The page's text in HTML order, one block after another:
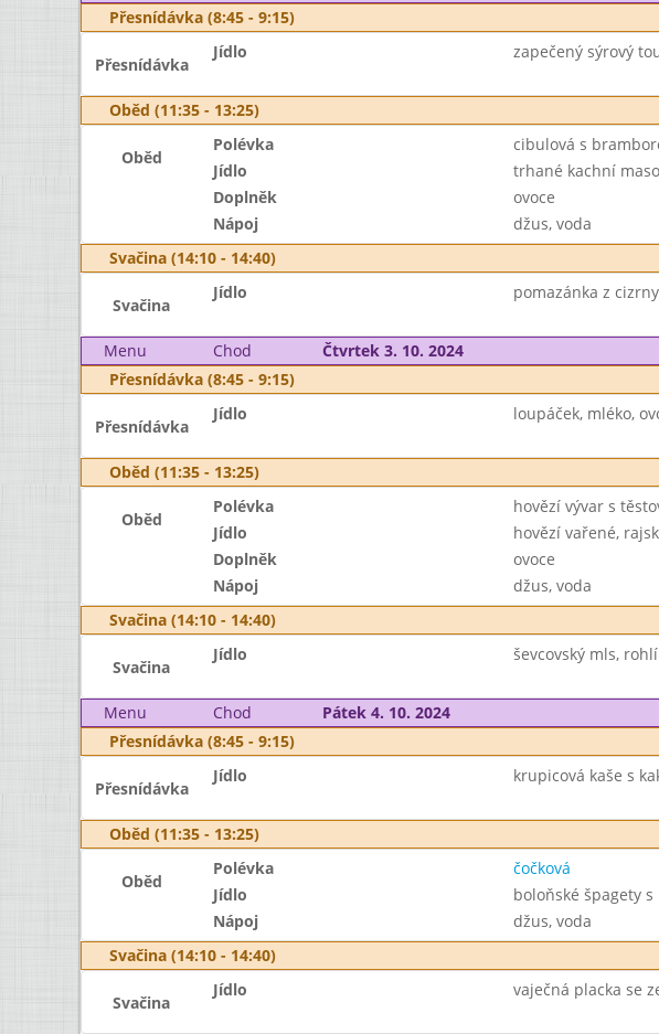
Přesnídávka (8:45 - 9:15)
Přesnídávka
Jídlo zapečený sýrový
Oběd (11:35 - 13:25)
Oběd
Polévka cibulová s
Jídlo
trhané kachní
Doplněk
ovoce
Nápoj
džus, voda
Svačina (14:10 - 14:40)
Svačina
Jídlo pomazánka z
Menu Chod Čtvrtek 3. 10. 2024
Přesnídávka (8:45 - 9:15)
Přesnídávka
Jídlo loupáček, mléko,
Oběd (11:35 - 13:25)
Oběd
Polévka hovězí vývar s
Jídlo
hovězí vařené,
Doplněk
ovoce
Nápoj
džus, voda
Svačina (14:10 - 14:40)
Svačina
Jídlo ševcovský mls,
Menu Chod Pátek 4. 10. 2024
Přesnídávka (8:45 - 9:15)
Přesnídávka
Jídlo krupicová kaše s
Oběd (11:35 - 13:25)
Oběd
Polévka čočková
Jídlo
boloňské špagety
Nápoj
džus, voda
Svačina (14:10 - 14:40)
Svačina
Jídlo vaječná placka se